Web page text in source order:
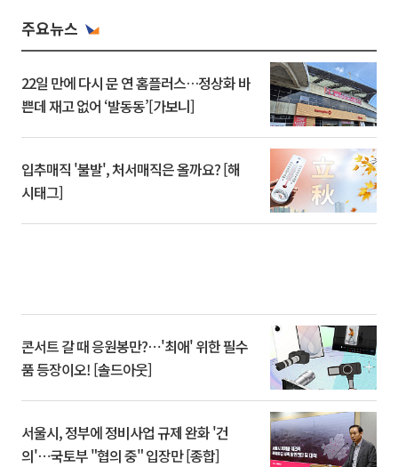
주요뉴스
22일 만에 다시 문 연 홈플러스…정상화 바
쁜데 재고 없어 ‘발동동’[가보니]
입추매직 '불발', 처서매직은 올까요? [해
시태그]
콘서트 갈 때 응원봉만?⋯'최애' 위한 필수
품 등장이오! [솔드아웃]
서울시, 정부에 정비사업 규제 완화 '건
의'⋯국토부 "협의 중" 입장만 [종합]